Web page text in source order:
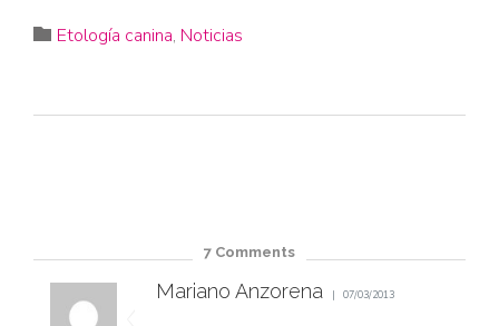
 Category
Etología canina, Noticias
7 Comments
Mariano Anzorena 07/03/2013